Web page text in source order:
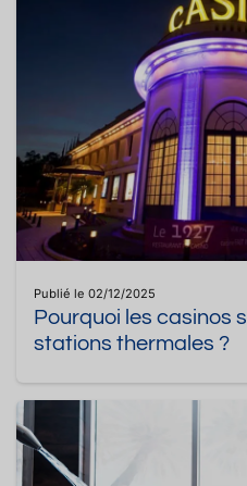
Publié le 02/12/2025
Pourquoi les casinos
stations thermales ?